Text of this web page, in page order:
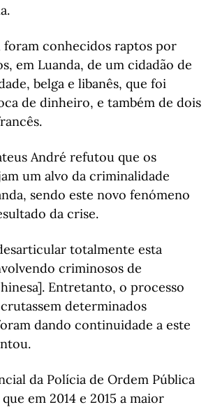
foram conhecidos raptos por
em Luanda, de um cidadão de
belga e libanês, que foi
de dinheiro, e também de dois
André refutou que os
um alvo da criminalidade
sendo este novo fenómeno
da crise.
totalmente esta
criminosos de
Entretanto, o processo
determinados
dando continuidade a este
da Polícia de Ordem Pública
em 2014 e 2015 a maior